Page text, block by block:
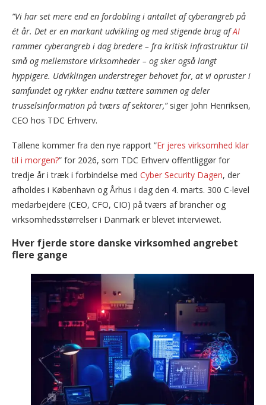
”Vi har set mere end en fordobling i antallet af cyberangreb på
ét år. Det er en markant udvikling og med stigende brug afAI
rammer cyberangreb i dag bredere – fra kritisk infrastruktur til
små og mellemstore virksomheder – og sker også langt
hyppigere. Udviklingen understreger behovet for, at vi opruster i
samfundet og rykker endnu tættere sammen og deler
trusselsinformation på tværs af sektorer,” siger John Henriksen,
CEO hos TDC Erhverv.
Tallene kommer fra den nye rapport ”Er jeres virksomhed klar
til i morgen?” for 2026, som TDC Erhverv offentliggør for
tredje år i træk i forbindelse med Cyber Security Dagen, der
afholdes i København og Århus i dag den 4. marts. 300 C-level
medarbejdere (CEO, CFO, CIO) på tværs af brancher og
virksomhedsstørrelser i Danmark er blevet interviewet.
Hver fjerde store danske virksomhed angrebet
flere gange